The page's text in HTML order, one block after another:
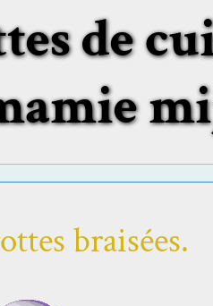
de
braisées.